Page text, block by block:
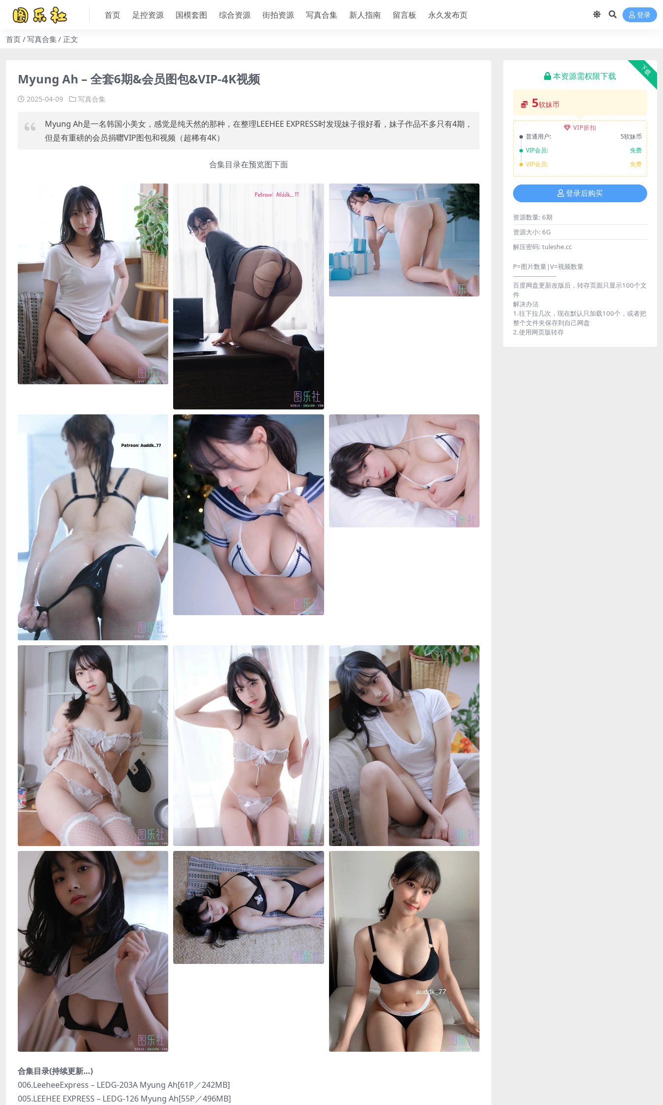
首页 足控资源 国模套图 综合资源 街拍资源 写真合集 新人指南 留言板 永久发布页 登录
首页 写真合集 正文
Myung Ah – 全套6期&会员图包&VIP-4K视频
2025-04-09 写真合集
Myung Ah是一名韩国小美女，感觉是纯天然的那种，在整理LEEHEE EXPRESS时发现妹子很好看，妹子作品不多只有4期，
但是有重磅的会员捐囎VIP图包和视频（超稀有4K）
合集目录在预览图下面
合集目录(持续更新…)
006.LeeheeExpress – LEDG-203A Myung Ah[61P／242MB]
005.LEEHEE EXPRESS – LEDG-126 Myung Ah[55P／496MB]
下载
本资源需权限下载
5软妹币
VIP折扣
普通用户:
5软妹币
VIP会员:
免费
VIP会员:
免费
登录后购买
资源数量: 6期
资源大小: 6G
解压密码: tuleshe.cc
P=图片数量|V=视频数量
----------------------
百度网盘更新改版后，转存页面只显示100个文
件
解决办法
1.往下拉几次，现在默认只加载100个，或者把
整个文件夹保存到自己网盘
2.使用网页版转存